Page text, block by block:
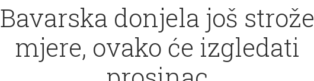
Bavarska donjela još strože
mjere, ovako će izgledati